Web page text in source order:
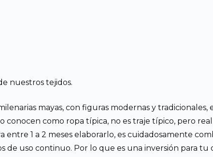
nuestros tejidos.
mayas, con figuras modernas y tradicionales,
como ropa típica, no es traje típico, pero
1 a 2 meses elaborarlo, es cuidadosamente
de uso continuo. Por lo que es una inversión para tu